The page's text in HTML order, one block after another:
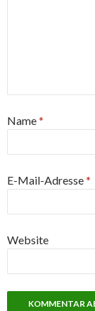
Name*
E-Mail-Adresse*
Website